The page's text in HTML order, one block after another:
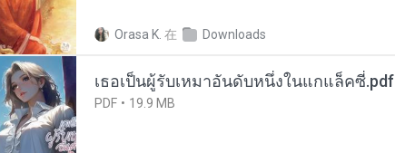
Orasa K. 在 Downloads
เธอเป็นผู้รับเหมาอันดับหนึ่งในแกแล็คซี่.pdf
PDF 19.9 MB